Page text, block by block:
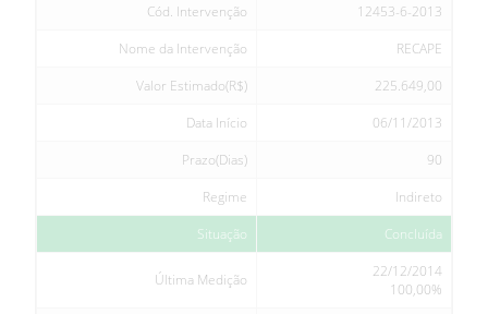
Cód. Intervenção
12453-6-2013
Nome da Intervenção
RECAPE
Valor Estimado(R$)
225.649,00
Data Início
06/11/2013
Prazo(Dias)
90
Regime
Indireto
Situação
Concluída
Última Medição
22/12/2014
100,00%